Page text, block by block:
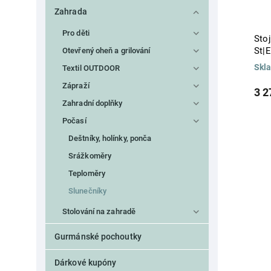
Zahrada
Pro děti
Otevřený oheň a grilování
Textil OUTDOOR
Zápraží
Zahradní doplňky
Počasí
Deštníky, holínky, ponča
Srážkoměry
Teploměry
Slunečníky
Stolování na zahradě
Gurmánské pochoutky
Dárkové kupóny
3